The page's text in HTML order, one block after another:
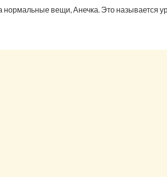
вещи, Анечка. Это называется